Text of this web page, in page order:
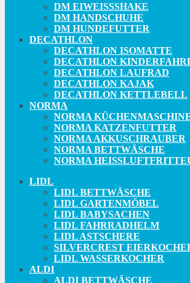
DM EIWEISSSHAKE
DM HANDSCHUHE
DM HUNDEFUTTER
DECATHLON
DECATHLON ISOMATTE
DECATHLON
DECATHLON LAUFRAD
DECATHLON KAJAK
DECATHLON KETTLEBELL
NORMA
NORMA
NORMA KATZENFUTTER
NORMA AKKUSCHRAUBER
NORMA BETTWÄSCHE
NORMA
LIDL
LIDL BETTWÄSCHE
LIDL GARTENMÖBEL
LIDL BABYSACHEN
LIDL FAHRRADHELM
LIDL ASTSCHERE
SILVERCREST
LIDL WASSERKOCHER
ALDI
ALDI BETTWÄSCHE